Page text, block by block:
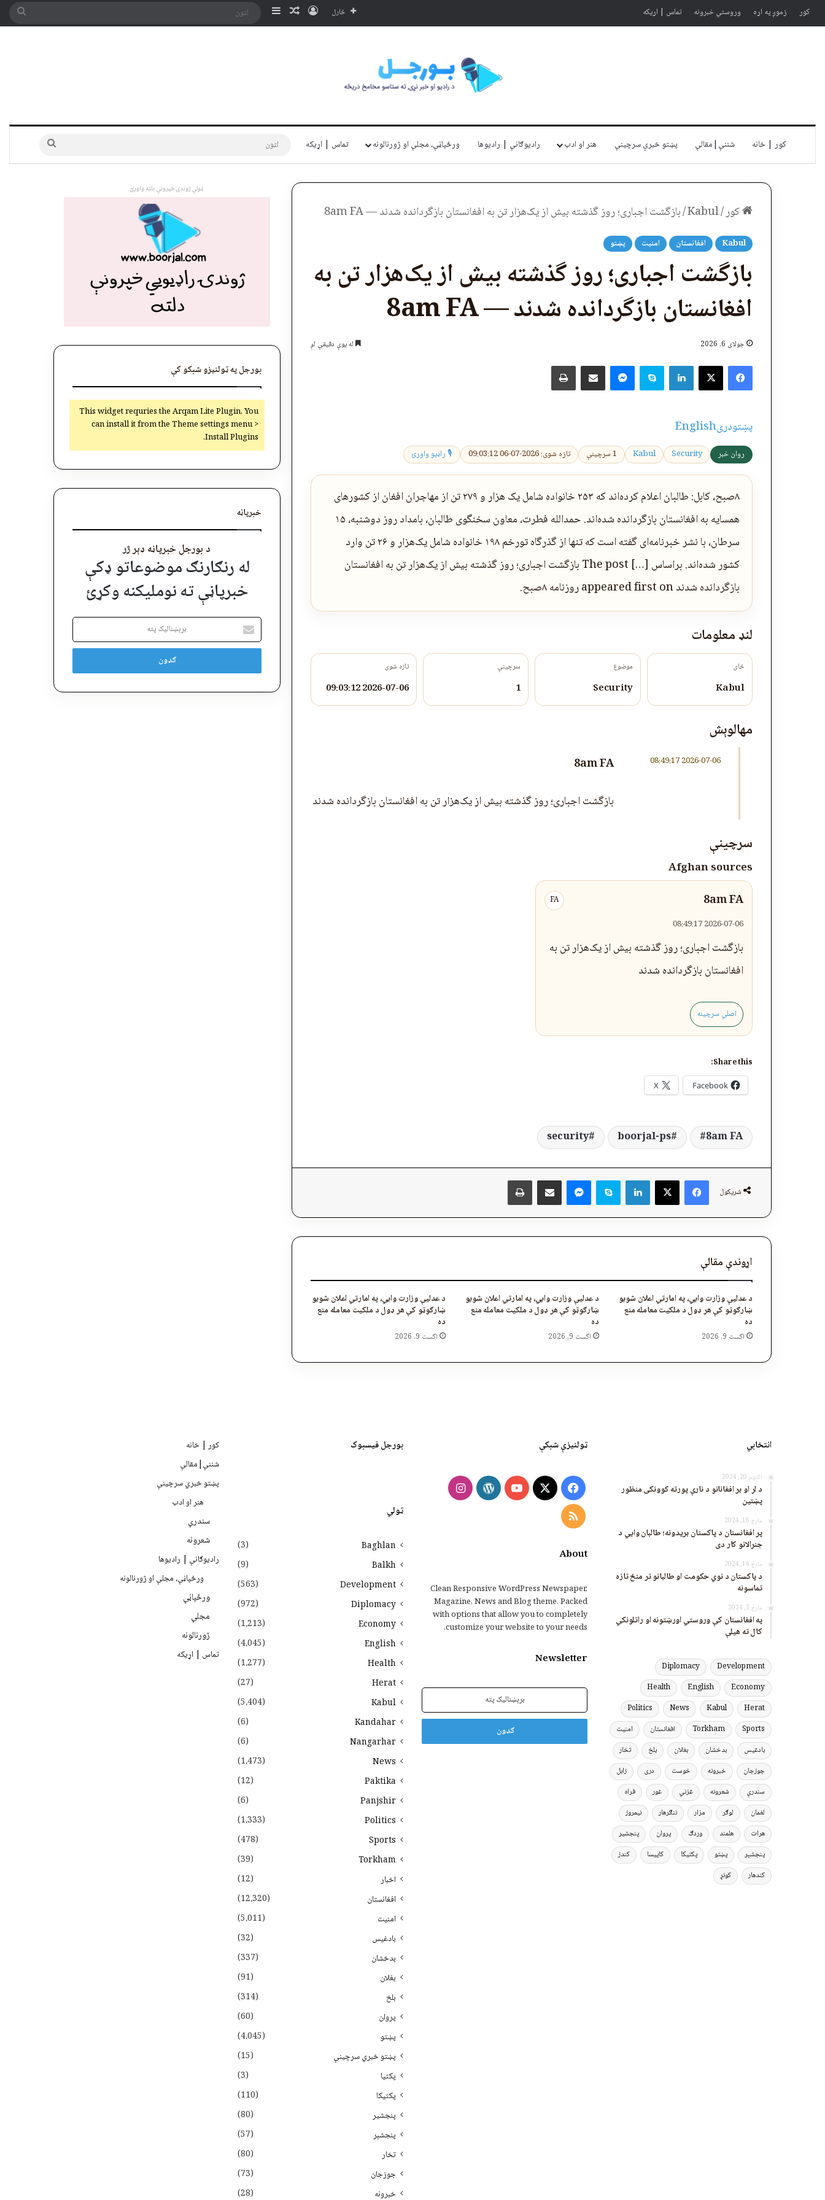
کور زموږ په اړه وروستي خبرونه تماس | اړیکه څارل ننوتلناڅاپه توری
Sidebar لټون
کور | خانه شننې|مقالې پښتو خبري سرچينې هنر او ادب رادیوګانې | رادیوها ورځپاڼې، مجلې او ژورنالونه تماس | اړیکه لټون
کور/
Kabul
/بازگشت اجباری؛ روز گذشته بیش از یک‌هزار تن به افغانستان بازگردانده شدند — 8am FA
Kabul افغانستان امنیت پښتو
بازگشت اجباری؛ روز گذشته بیش از یک‌هزار تن به
افغانستان بازگردانده شدند — 8am FA
جولای 6, 2026 له یوې دقیقې لږ
Facebook
X
LinkedIn
Skype
Messenger
پر برېښنالیک یې شریک کړئ چاپول
پښتودریEnglish
روان خبر Security
Kabul 1 سرچینې تازه شوی: 2026-07-06 09:03:12 🎙 راډیو واورئ
۸صبح، کابل: طالبان اعلام کرده‌اند که ۲۵۳ خانواده شامل یک هزار و ۲۷۹ تن از مهاجران افغان از کشورهای
همسایه به افغانستان بازگردانده شده‌اند. حمدالله فطرت، معاون سخنگوی طالبان، بامداد روز دو‌شنبه، ۱۵
سرطان، با نشر خبرنامه‌ای گفته است که تنها از گذرگاه تورخم ۱۹۸ خانواده شامل یک‌هزار و ۲۶ تن وارد
کشور شده‌اند. براساس […] The post بازگشت اجباری؛ روز گذشته بیش از یک‌هزار تن به افغانستان
بازگردانده شدند appeared first on روزنامه ۸صبح.
لنډ معلومات
ځای
Kabul
موضوع
Security
سرچینې
1
تازه شوی
2026-07-06 09:03:12
مهالوېش
2026-07-06 08:49:17
8am FA
بازگشت اجباری؛ روز گذشته بیش از یک‌هزار تن به افغانستان بازگردانده شدند
سرچینې
Afghan sources
8am FA
FA
2026-07-06 08:49:17
بازگشت اجباری؛ روز گذشته بیش از یک‌هزار تن به
افغانستان بازگردانده شدند
اصلي سرچینه
Share this:
Facebook
X
8am FA
boorjal-ps
security
شریکول
Facebook
X
LinkedIn
Skype
Messenger
پر برېښنالیک یې شریک کړئ چاپول
اړوندې مقالې
د عدلیې وزارت وایي، په امارتي اعلان شویو
ښارګوټو کې هر ډول د ملکیت معامله منع
ده
اگست 9, 2026
د عدلیې وزارت وایي، په امارتي اعلان شویو
ښارګوټو کې هر ډول د ملکیت معامله منع
ده
اگست 9, 2026
د عدلیې وزارت وایي، په امارتي اعلان شویو
ښارګوټو کې هر ډول د ملکیت معامله منع
ده
اگست 9, 2026
ټولې ژوندۍ خپرونې دلته واورئ
بورجل په ټولنیزو شبکو کې
This widget requries the Arqam Lite Plugin, You
can install it from the Theme settings menu >
Install Plugins.
خبرپاڼه
د بورجل خبرپاڼه ډېر ژر
له رنګارنګ موضوعاتو ډکې
خبرپاڼې ته نوملیکنه وکړئ
برېښنالیک
پته
انتخابي
اکتوبر 20, 2024
د لر او بر افغانانو د نارې پورته کوونکی منظور
پښتین
مارچ 18, 2024
پر افغانستان د پاکستان بریدونه؛ طالبان وايي د
جنرالانو کار دی
مارچ 16, 2024
د پاکستان د نوي حکومت او طالبانو تر منځ تازه
تماسونه
مارچ 3, 2024
په افغانستان کې وروستي اورښتونه او راتلونکي
کال ته هیلې
Development
Diplomacy
Economy
English
Health
Herat
Kabul
News
Politics
Sports
Torkham افغانستان
امنیت
بادغیس
بدخشان بغلان بلخ
تخار
جوزجان
خبرونه خوست دری
زابل
سندرې
شعرونه غزني غور
فراه
لغمان
لوګر مزار ننګرهار
نیمروز
هرات
هلمند وردګ پروان
پنجشیر
پنجشېر
پښتو پکتیکا کاپیسا
کندز
کندهار
کونړ
ټولنیزې شبکې
Facebook
X
YouTube
WordPress
Instagram
RSS
About
Clean Responsive WordPress Newspaper,
Magazine, News and Blog theme. Packed
with options that allow you to completely
customize your website to your needs.
Newsletter
برېښنالیک
بورجل فیسبوک
ټولي
Baghlan
(3)
Balkh
(9)
Development
(563)
Diplomacy
(972)
Economy
(1،213)
English
(4،045)
Health
(1،277)
Herat
(27)
Kabul
(5،404)
Kandahar
(6)
Nangarhar
(6)
News
(1،473)
Paktika
(12)
Panjshir
(6)
Politics
(1،333)
Sports
(478)
Torkham
(39)
اخبار
(12)
افغانستان
(12،320)
امنیت
(5،011)
بادغیس
(32)
بدخشان
(337)
بغلان
(91)
بلخ
(314)
پروان
(60)
پښتو
(4،045)
پښتو خبري سرچينې
(15)
پکتيا
(3)
پکتیکا
(110)
پنجشیر
(80)
پنجشېر
(57)
تخار
(80)
جوزجان
(73)
خبرونه
(28)
کور | خانه
شننې|مقالې
پښتو خبري سرچينې
هنر او ادب
سندرې
شعرونه
رادیوګانې | رادیوها
ورځپاڼې، مجلې او ژورنالونه
ورځپاڼې
مجلې
ژورنالونه
تماس | اړیکه